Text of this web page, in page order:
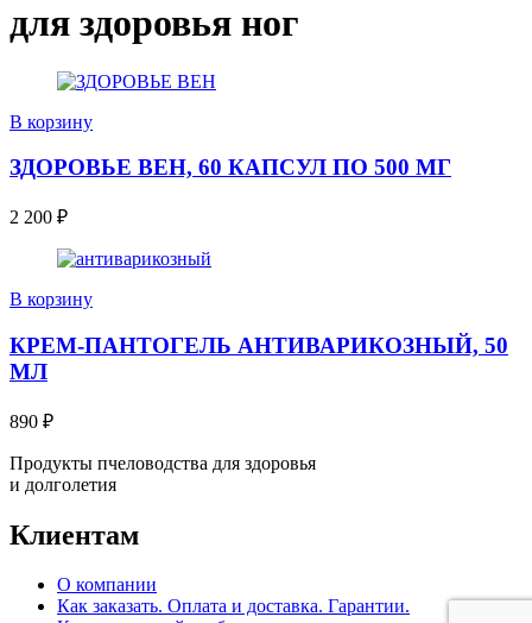
для здоровья ног
В корзину
ЗДОРОВЬЕ ВЕН, 60 КАПСУЛ ПО 500 МГ
2 200 ₽
В корзину
КРЕМ-ПАНТОГЕЛЬ АНТИВАРИКОЗНЫЙ, 50
МЛ
890 ₽
Продукты пчеловодства для здоровья
и долголетия
Клиентам
О компании
Как заказать. Оплата и доставка. Гарантии.